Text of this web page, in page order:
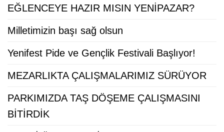
EĞLENCEYE HAZIR MISIN YENİPAZAR?
Milletimizin başı sağ olsun
Yenifest Pide ve Gençlik Festivali Başlıyor!
MEZARLIKTA ÇALIŞMALARIMIZ SÜRÜYOR
PARKIMIZDA TAŞ DÖŞEME ÇALIŞMASINI
BİTİRDİK